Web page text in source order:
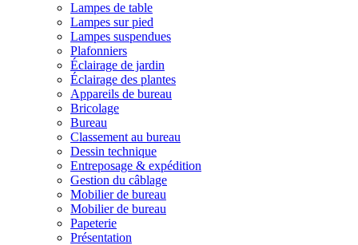
Lampes de table
Lampes sur pied
Lampes suspendues
Plafonniers
Éclairage de jardin
Éclairage des plantes
Appareils de bureau
Bricolage
Bureau
Classement au bureau
Dessin technique
Entreposage & expédition
Gestion du câblage
Mobilier de bureau
Mobilier de bureau
Papeterie
Présentation